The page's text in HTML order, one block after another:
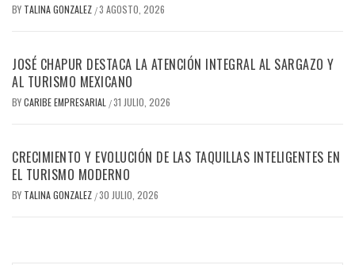
BY TALINA GONZALEZ /3 AGOSTO, 2026
JOSÉ CHAPUR DESTACA LA ATENCIÓN INTEGRAL AL SARGAZO Y
AL TURISMO MEXICANO
BYCARIBE EMPRESARIAL /31 JULIO, 2026
CRECIMIENTO Y EVOLUCIÓN DE LAS TAQUILLAS INTELIGENTES EN
EL TURISMO MODERNO
BY TALINA GONZALEZ /30 JULIO, 2026